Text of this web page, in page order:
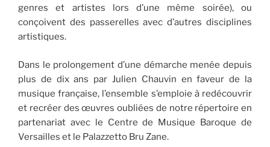
genres et artistes lors d’une même soirée), ou
conçoivent des passe­relles avec d’autres disciplines
artistiques.
Dans le prolongement d’une démarche menée depuis
plus de dix ans par Julien Chauvin en faveur de la
musique française, l’ensemble s’emploie à redécouvrir
et recréer des œuvres oubliées de notre répertoire en
partenariat avec le Centre de Musique Baroque de
Versailles et le Palazzetto Bru Zane.